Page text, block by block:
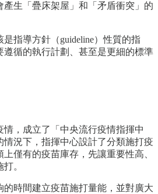
生「疊床架屋」和「矛盾衝突」的
指導方針（guideline）性質的指
遵循的執行計劃、甚至是更細的標準
，成立了「中央流行疫情指揮中
況下，指揮中心設計了分類施打疫
僅有的疫苗庫存，先讓重要性高、
。
的時間建立疫苗施打量能，並對廣大